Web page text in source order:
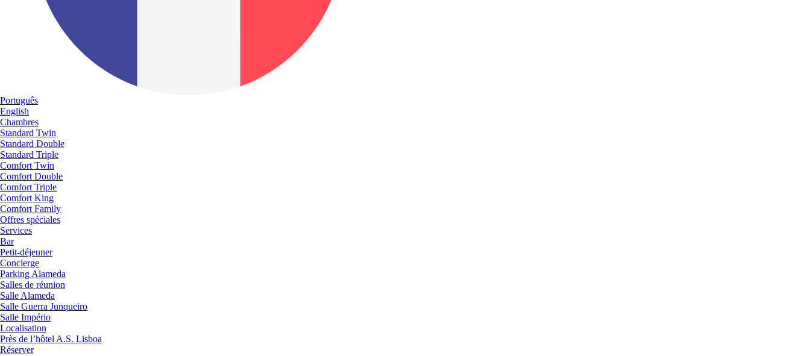
Português
English
Chambres
Standard Twin
Standard Double
Standard Triple
Comfort Twin
Comfort Double
Comfort Triple
Comfort King
Comfort Family
Offres spéciales
Services
Bar
Petit-déjeuner
Concierge
Parking Alameda
Salles de réunion
Salle Alameda
Salle Guerra Junqueiro
Salle Império
Localisation
Près de l’hôtel A.S. Lisboa
Réserver